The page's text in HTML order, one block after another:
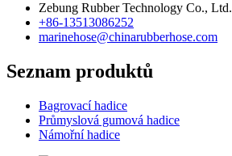
Zebung Rubber Technology Co., Ltd.
+86-13513086252
marinehose@chinarubberhose.com
Seznam produktů
Bagrovací hadice
Průmyslová gumová hadice
Námořní hadice